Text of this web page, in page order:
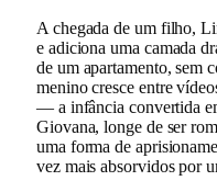
A chegada de um filho,
e adiciona uma camada
de um apartamento, sem
menino cresce entre
— a infância convertida
Giovana, longe de ser
uma forma de
vez mais absorvidos por